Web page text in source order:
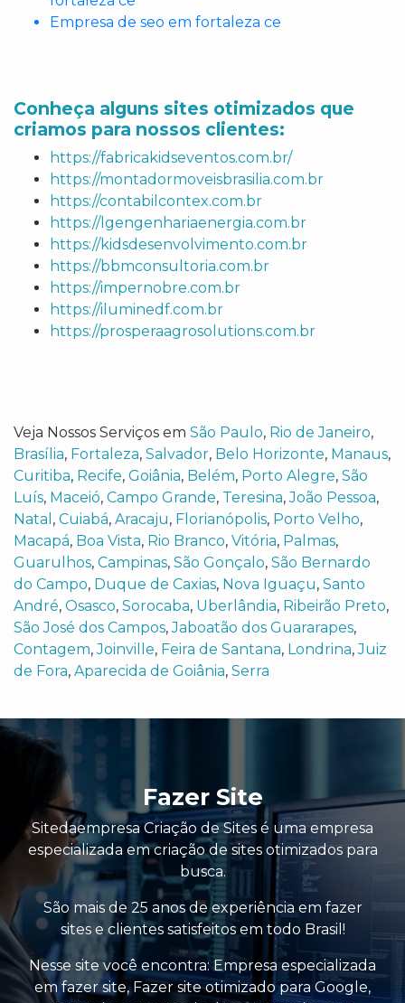
Empresa de seo em fortaleza ce
Conheça alguns sites otimizados que
criamos para nossos clientes:
https://fabricakidseventos.com.br/
https://montadormoveisbrasilia.com.br
https://contabilcontex.com.br
https://lgengenhariaenergia.com.br
https://kidsdesenvolvimento.com.br
https://bbmconsultoria.com.br
https://impernobre.com.br
https://iluminedf.com.br
https://prosperaagrosolutions.com.br
Veja Nossos Serviços em São Paulo, Rio de Janeiro,
Brasília, Fortaleza, Salvador, Belo Horizonte, Manaus,
Curitiba, Recife, Goiânia, Belém, Porto Alegre, São
Luís, Maceió, Campo Grande, Teresina,João Pessoa,
Natal , Cuiabá, Aracaju, Florianópolis, Porto Velho,
Macapá, Boa Vista, Rio Branco, Vitória, Palmas,
Guarulhos, Campinas, São Gonçalo, São Bernardo
do Campo, Duque de Caxias, Nova Iguaçu, Santo
André, Osasco, Sorocaba, Uberlândia, Ribeirão Preto,
São José dos Campos,Jaboatão dos Guararapes,
Contagem,Joinville, Feira de Santana, Londrina,Juiz
de Fora, Aparecida de Goiânia, Serra
Fazer Site
Sitedaempresa Criação de Sites é uma empresa
especializada em criação de sites otimizados para
busca.
São mais de 25 anos de experiência em fazer
sites e clientes satisfeitos em todo Brasil!
Nesse site você encontra:Empresa especializada
em fazer site,Fazer site otimizado para Google,